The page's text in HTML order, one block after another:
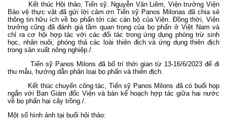
Kết thúc Hội thảo, Tiến sỹ. Nguyễn Văn Liêm, Viện trưởng Viện
Bảo vệ thực vật đã gửi lời cảm ơn Tiến sỹ Panos Milonas đã chia sẻ
thông tin hữu ích về bọ phấn tới các cán bộ của Viện. Đồng thời, Viện
trưởng cũng đã đánh giá tầm quan trọng của bọ phấn ở Việt Nam và
chỉ ra cơ hội hợp tác với các đối tác trong ứng dụng phòng trừ sinh
học, nhân nuôi, phóng thả các loài thiên địch và ứng dụng thiên địch
trong sản xuất nông nghiệp./.
Tiến sỹ Panos Milons đã bố trí thời gian từ 13-16/6/2023 để đi
thu mẫu, hướng dẫn phân loại bọ phấn và thiên địch.
Kết thúc chuyến công tác, Tiến sỹ Panos Milons đã có buổi họp
ngắn với Ban Giám đốc Viện và bàn kế hoạch hợp tác giữa hai nước
về bọ phấn hại cây trồng./.
Một số hình ảnh tại buổi hội thảo: